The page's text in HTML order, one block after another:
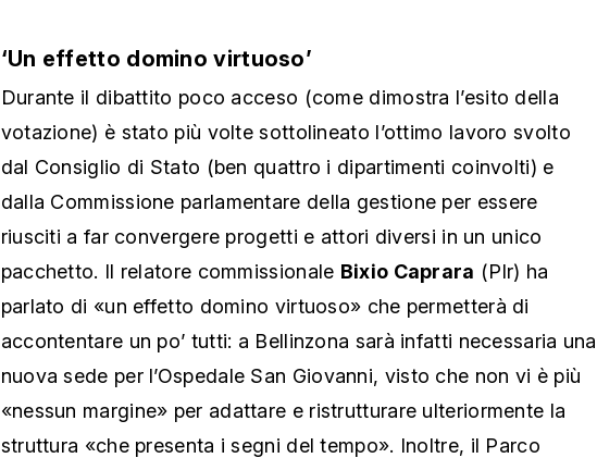
‘Un effetto domino virtuoso’
Durante il dibattito poco acceso (come dimostra l’esito della
votazione) è stato più volte sottolineato l’ottimo lavoro svolto
dal Consiglio di Stato (ben quattro i dipartimenti coinvolti) e
dalla Commissione parlamentare della gestione per essere
riusciti a far convergere progetti e attori diversi in un unico
pacchetto. Il relatore commissionale Bixio Caprara (Plr) ha
parlato di «un effetto domino virtuoso» che permetterà di
accontentare un po’ tutti: a Bellinzona sarà infatti necessaria una
nuova sede per l’Ospedale San Giovanni, visto che non vi è più
«nessun margine» per adattare e ristrutturare ulteriormente la
struttura «che presenta i segni del tempo». Inoltre, il Parco